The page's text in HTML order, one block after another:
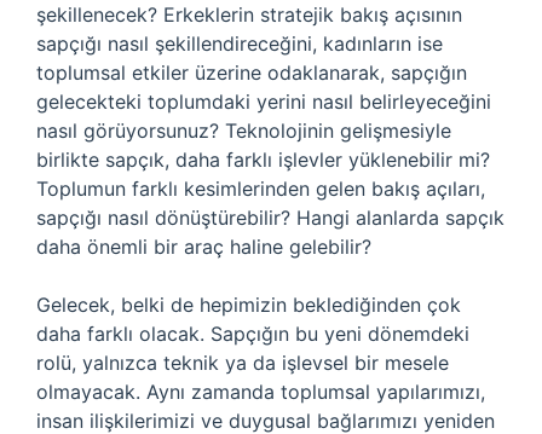
şekillenecek? Erkeklerin stratejik bakış açısının
sapçığı nasıl şekillendireceğini, kadınların ise
toplumsal etkiler üzerine odaklanarak, sapçığın
gelecekteki toplumdaki yerini nasıl belirleyeceğini
nasıl görüyorsunuz? Teknolojinin gelişmesiyle
birlikte sapçık, daha farklı işlevler yüklenebilir mi?
Toplumun farklı kesimlerinden gelen bakış açıları,
sapçığı nasıl dönüştürebilir? Hangi alanlarda sapçık
daha önemli bir araç haline gelebilir?
Gelecek, belki de hepimizin beklediğinden çok
daha farklı olacak. Sapçığın bu yeni dönemdeki
rolü, yalnızca teknik ya da işlevsel bir mesele
olmayacak. Aynı zamanda toplumsal yapılarımızı,
insan ilişkilerimizi ve duygusal bağlarımızı yeniden